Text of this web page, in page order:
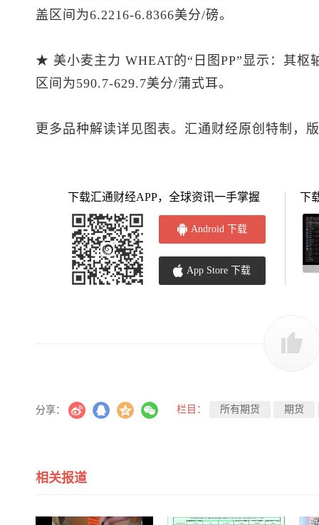
盖区间为6.2216-6.8366美分/磅。
★ 美小麦主力 WHEAT的“日图PP”显示：其枢
区间为590.7-629.7美分/蒲式耳。
更多品种解读详见图表。汇通财经原创特制，
下载汇通财经APP，全球资讯一手掌握
Android 下载
App Store 下载
下
分享： 栏目： 所有期货 期货
相关报道